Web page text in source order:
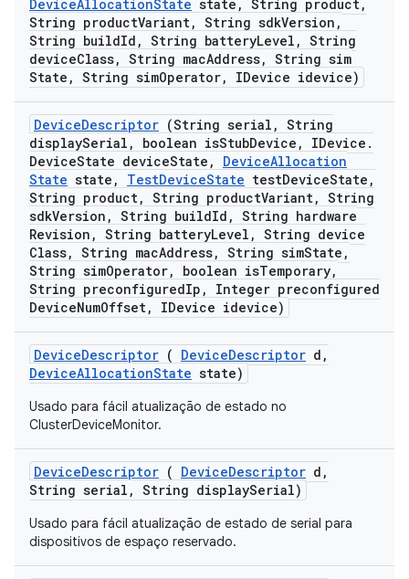
DeviceAllocationState state , String product,
String productVariant, String sdkVersion ,
String buildId , String batteryLevel , String
deviceClass, String macAddress, String sim
State , String simOperator, IDevice idevice)
DeviceDescriptor (String serial , String
displaySerial , boolean isStubDevice , IDevice .
DeviceState deviceState , DeviceAllocation
State state , TestDeviceState testDeviceState ,
String product, String productVariant, String
sdkVersion , String buildId , String hardware
Revision , String batteryLevel , String device
Class, String macAddress, String simState ,
String simOperator, boolean isTemporary,
String preconfiguredIp ,
Integer preconfigured
DeviceNumOffset, IDevice idevice)
DeviceDescriptor ( DeviceDescriptor d ,
DeviceAllocationState state)
Usado para fácil atualização de estado no
ClusterDeviceMonitor.
DeviceDescriptor ( DeviceDescriptor d ,
String serial , String displaySerial)
Usado para fácil atualização de estado de serial para
dispositivos de espaço reservado.